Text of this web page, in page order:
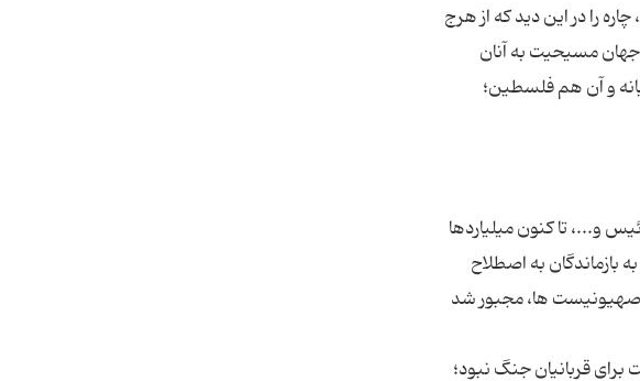
را در این دید كه از هرج
جهان مسیحیت به آنان
و آن هم فلسطین؛
و...، تا كنون میلیاردها
تا سال 2002م. به روش هاى مختلف، به بازماندگان به اصطلاح
صهیونیست ها، مجبور شد
قربانیان جنگ نبود؛